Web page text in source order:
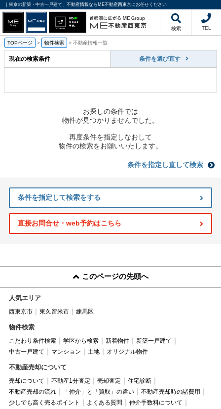
｜東京の新築・中古一戸建て、不動産情報ならME不動産西東京にお任せください
検索 TEL
TOPページ > 物件検索 > 不動産情報一覧
現在の検索条件 条件を選び直す
お探しの条件では
物件が見つかりませんでした。
再度条件を指定しなおして
物件の検索をお願いいたします。
条件を指定し直して検索
条件を指定して検索をする
直接お問合せ・web予約はこちら
このページの先頭へ
人気エリア
西東京市 東久留米市 練馬区
物件検索
こだわり条件検索 学区から検索 新着物件
新築一戸建て
中古一戸建て
マンション 土地 オリジナル物件
不動産売却について
売却について 不動産1分査定 売却査定
住宅診断
不動産売却の流れ
「仲介」と「買取」の違い
不動産売却時の諸費用
少しでも高く売るポイント
よくある質問
仲介手数料について